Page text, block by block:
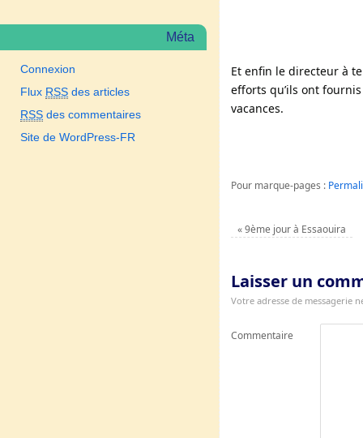
Et enfin le directeur à
efforts qu’ils ont
vacances.
Pour marque-pages :
«9ème jour à Essaouira
Laisser un
Votre adresse de messagerie
Commentaire
Méta
Connexion
Flux RSS des articles
RSS des commentaires
Site de WordPress-FR